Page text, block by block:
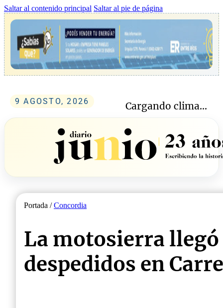
Saltar al contenido principal Saltar al pie de página
9 AGOSTO, 2026 Cargando clima...
Portada /Concordia
La motosierra
despedidos en